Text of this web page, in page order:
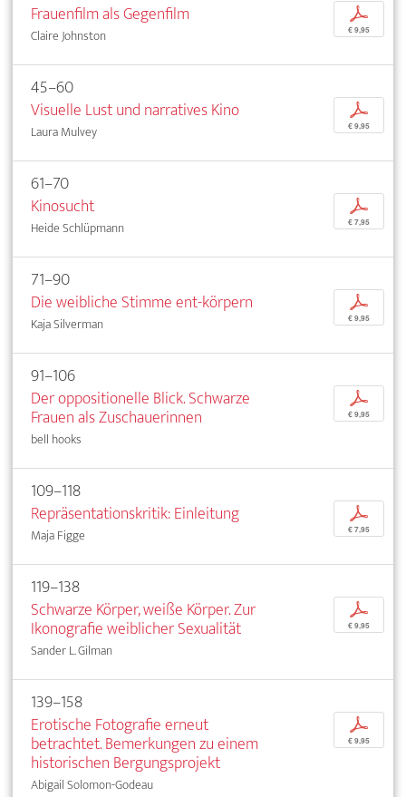
Frauenfilm als Gegenfilm
Claire Johnston
p
€ 9,95
45–60
Visuelle Lust und narratives Kino
Laura Mulvey
p
€ 9,95
61–70
Kinosucht
Heide Schlüpmann
p
€ 7,95
71–90
Die weibliche Stimme ent-körpern
Kaja Silverman
p
€ 9,95
91–106
Der oppositionelle Blick. Schwarze
Frauen als Zuschauerinnen
bell hooks
p
€ 9,95
109–118
Repräsentationskritik: Einleitung
Maja Figge
p
€ 7,95
119–138
Schwarze Körper, weiße Körper. Zur
Ikonografie weiblicher Sexualität
Sander L. Gilman
p
€ 9,95
139–158
Erotische Fotografie erneut
betrachtet. Bemerkungen zu einem
historischen Bergungsprojekt
Abigail Solomon-Godeau
p
€ 9,95